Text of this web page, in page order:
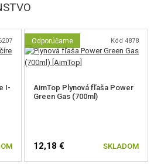
našich skúseností:
kovové pohyblivé diely namazané
je striekajte.
Vychladnutý vnútorný
po ochladení plynom zase prehriať. To je
zásobníka, aby bol jeho zdvih hladký.
I-
Odporúčame Kód 4878
AimTop Plynová fľaša Power
Green Gas (700ml)
12,18 € SKLADOM